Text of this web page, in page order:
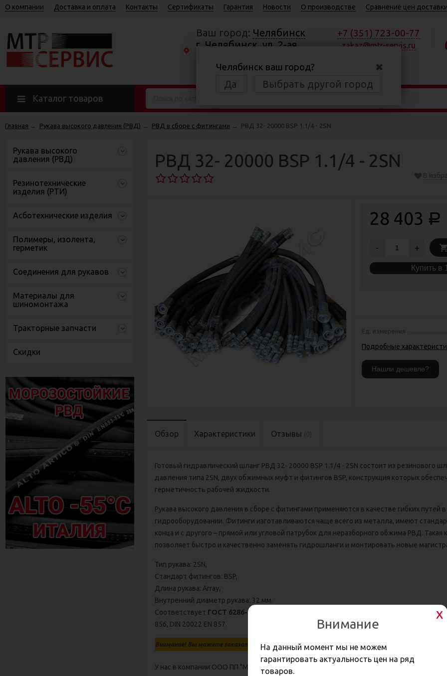
О компании Доставка и оплата Контакты Сертификаты Гарантия Новости О производстве Сравнение цен
Ваш город: Челябинск
✖
Челябинск ваш город?
Да Выбрать другой город
г. Челябинск, ул. 2-ая
Пн—Пт 8:30—17:00
+7 (351) 723-00-77
zakaz@mtr-servis.ru
Каталог товаров
Главная → Рукава высокого давления (РВД) → РВД в сборе с фитингами → РВД 32- 20000 BSP 1.1/4 - 2SN
Рукава высокого
давления (РВД)
Резинотехнические
изделия (РТИ)
Асботехнические изделия
Полимеры, изолента,
герметик
Соединения для рукавов
Материалы для
шиномонтажа
Тракторные запчасти
Скидки
РВД 32- 20000 BSP 1.1/4 - 2SN
28 403 Р
- +
Купить в
Ед. измерения
Подробные
Обзор Характеристики Отзывы
Готовый гидравлический шланг РВД 32- 20000 BSP 1.1/4 - 2SN состоит из резинового
давления типа 2SN, двух обжимных муфт и фитингов BSP, конструкция которых
герметичность рабочей жидкости.
Рукава высокого давления в сборе с фитингами применяются в качестве гибких путей в
гидрооборудовании. Фитинги изготавливаются чаще всего из металла, имеют
конца и с другого – прямой или угловой патрубок для неразборного обжима РВД. Такая
позволяет быстро и качественно заменять гидрошланги и монтировать новые
Тип рукава: 2SN,
Стандарт фитингов: BSP,
Длина рукава: Array,
Внутренний диаметр рукава: 32 мм.
Соответствует ГОСТ 6286-73
или европейским стандартам DIN 20022
856, DIN 20022 ЕN 857.
Внимание! Вы можете заказать произвольную комплектацию рукава: по чертежу, по образцу,
У нас в компании ООО ПП "МТР-сервис" вы можете купить
Внимание
На данный момент мы не можем
гарантировать актуальность цен на ряд
товаров.